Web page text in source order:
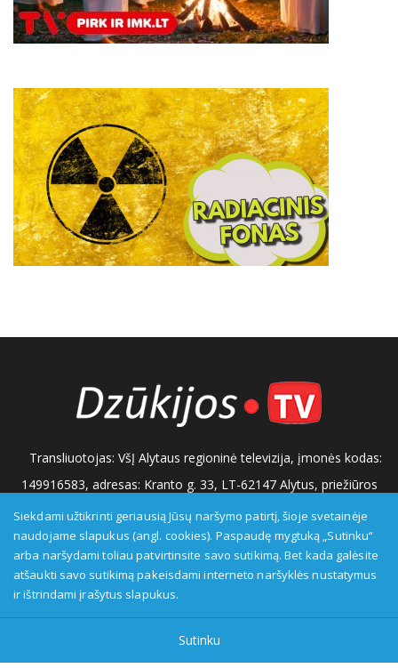
Transliuotojas: VšĮ Alytaus regioninė televizija, įmonės kodas:
149916583, adresas: Kranto g. 33, LT-62147 Alytus, priežiūros
institucija - Visuomenės informavimo etikos asociacija:
www.etikoskomisija.lt. Informacija apie galimus pažeidimus gali
būti teikiama Lietuvos radijo ir televizijos komisijai (www.rtk.lt)
arba Visuomenės informavimo etikos komisijai
(www.etikoskomisija.lt)
Tel/faks: 0 687 05056
Reklama:
info@dzukijostv.lt
Siekdami užtikrinti geriausią Jūsų naršymo patirtį, šioje svetainėje
naudojame slapukus (angl. cookies). Paspaudę mygtuką „Sutinku“
arba naršydami toliau patvirtinsite savo sutikimą. Bet kada galėsite
atšaukti savo sutikimą pakeisdami interneto naršyklės nustatymus
ir ištrindami įrašytus slapukus.
Sutinku